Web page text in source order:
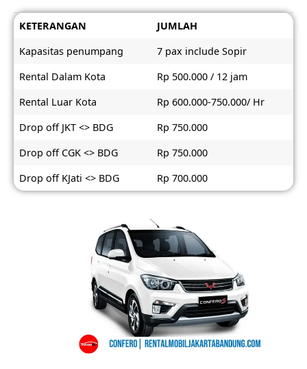
KETERANGAN
JUMLAH
Kapasitas penumpang
7 pax include Sopir
Rental Dalam Kota
Rp 500.000 / 12 jam
Rental Luar Kota
Rp 600.000-750.000/ Hr
Drop off JKT <> BDG
Rp 750.000
Drop off CGK <> BDG
Rp 750.000
Drop off KJati <> BDG
Rp 700.000